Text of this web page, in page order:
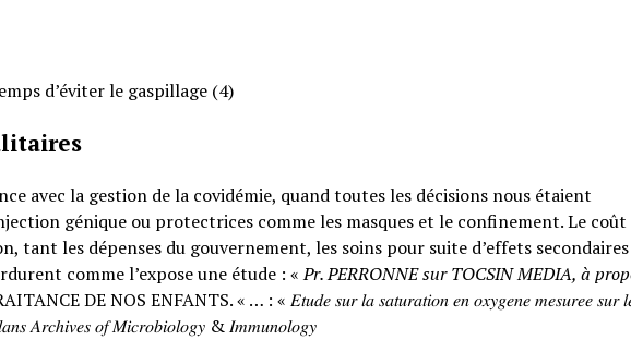
d’éviter le gaspillage (4)
avec la gestion de la covidémie, quand toutes les décisions nous étaient
génique ou protectrices comme les masques et le confinement. Le
tant les dépenses du gouvernement, les soins pour suite d’effets
comme l’expose une étude : «Pr. PERRONNE sur TOCSIN MEDIA, à
DE NOS ENFANTS. « … : « 𝐸𝑡𝑢𝑑𝑒 𝑠𝑢𝑟 𝑙𝑎 𝑠𝑎𝑡𝑢𝑟𝑎𝑡𝑖𝑜𝑛 𝑒𝑛 𝑜𝑥𝑦𝑔𝑒𝑛𝑒 𝑚𝑒𝑠𝑢𝑟𝑒𝑒 𝑠𝑢𝑟
𝐴𝑟𝑐ℎ𝑖𝑣𝑒𝑠 𝑜𝑓 𝑀𝑖𝑐𝑟𝑜𝑏𝑖𝑜𝑙𝑜𝑔𝑦 & 𝐼𝑚𝑚𝑢𝑛𝑜𝑙𝑜𝑔𝑦